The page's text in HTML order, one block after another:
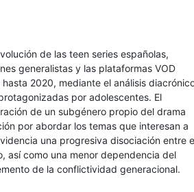
de las teen series españolas,
generalistas y las plataformas VOD
2020, mediante el análisis
por adolescentes. El
de un subgénero propio del drama
por abordar los temas que interesan a
una progresiva disociación entre
así como una menor dependencia del
de la conflictividad generacional.